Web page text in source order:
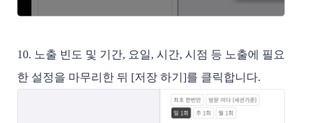
10. 노출 빈도 및 기간, 요일, 시간, 시점 등 노출에 필요
한 설정을 마무리한 뒤 [저장 하기]를 클릭합니다.